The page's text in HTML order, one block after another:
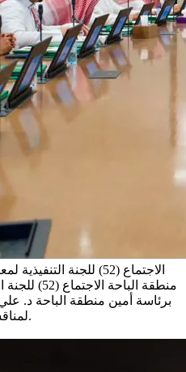
الاجتماع (52) للجنة التنفيذية لمعالجة التشوه البصري
منطقة
برئاسة أمين منطقة الباحة د.
لمناقشة سير العمل ومتابعة المنجزات.